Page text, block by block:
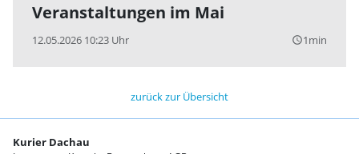
Veranstaltungen im Mai
12.05.2026 10:23 Uhr query_builder1min
zurück zur Übersicht
Kurier Dachau